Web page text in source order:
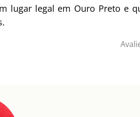
lugar legal em Ouro Preto e